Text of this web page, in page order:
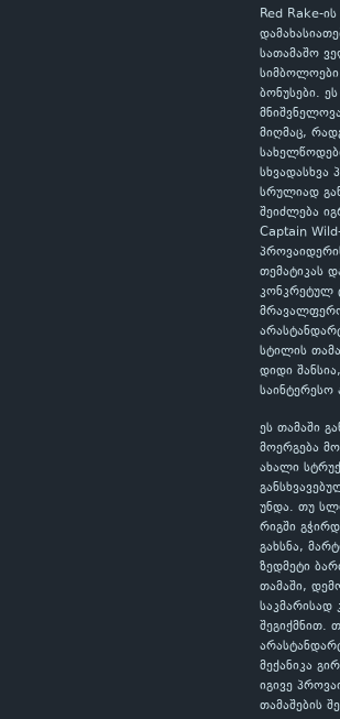
Red Rake-
სათამაშო
სიმბოლოები
ბონუსები.
მიღმაც,
სხვადასხვა
სრულიად
შეიძლება
Captain
თემატიკას
კონკრეტულ
სტილის
დიდი
საინტერესო
ეს თამაში
მოერგება
ახალი
უნდა. თუ
რიგში
გახსნა,
ზედმეტი
თამაში,
საკმარისად
შეგიქმნით.
მექანიკა
იგივე
თამაშების